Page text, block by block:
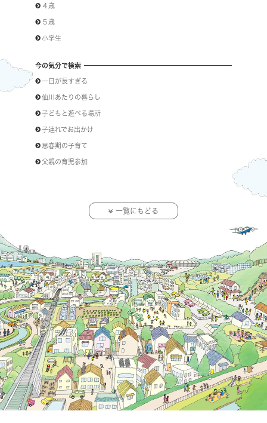
４歳
５歳
小学生
今の気分で検索
一日が長すぎる
仙川あたりの暮らし
子どもと遊べる場所
子連れでお出かけ
思春期の子育て
父親の育児参加
一覧にもどる